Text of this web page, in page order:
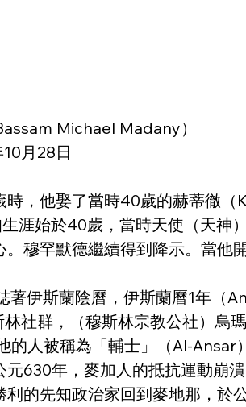
Michael Madany）
月28日
，他娶了當時40歲的赫蒂徹
涯始於40歲，當時天使（天
穆罕默德繼續得到降示。當他
伊斯蘭陰曆，伊斯蘭曆1年（
社群，（穆斯林宗教公社）烏
人被稱為「輔士」（Al-Ansar
630年，麥加人的抵抗運動崩
的先知政治家回到麥地那，於